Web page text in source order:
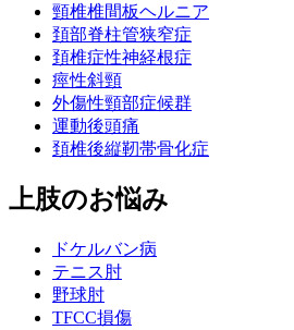
頸椎椎間板ヘルニア
頚部脊柱管狭窄症
頚椎症性神経根症
痙性斜頸
外傷性頸部症候群
運動後頭痛
頚椎後縦靭帯骨化症
上肢のお悩み
ドケルバン病
テニス肘
野球肘
TFCC損傷